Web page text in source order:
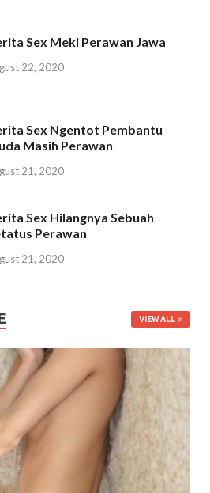
Sex Meki Perawan Jawa
22, 2020
Sex Ngentot Pembantu
Masih Perawan
21, 2020
Sex Hilangnya Sebuah
Perawan
21, 2020
VIEW ALL